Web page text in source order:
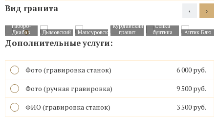
Вид гранита
Габбро-
Диабаз
Дымовский Мансуровский
Курдайский
гранит
Cопка
бунтина
Антик Блю
‹ ›
Дополнительные услуги:
Фото (гравировка станок)
6 000 руб.
Фото (ручная гравировка)
9 500 руб.
ФИО (гравировка станок)
3 500 руб.